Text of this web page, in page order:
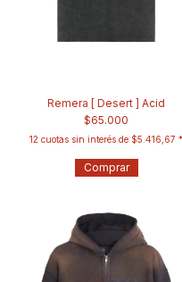
Remera [ Desert ] Acid
$65.000
12 cuotas sin interés de $5.416,67
Comprar